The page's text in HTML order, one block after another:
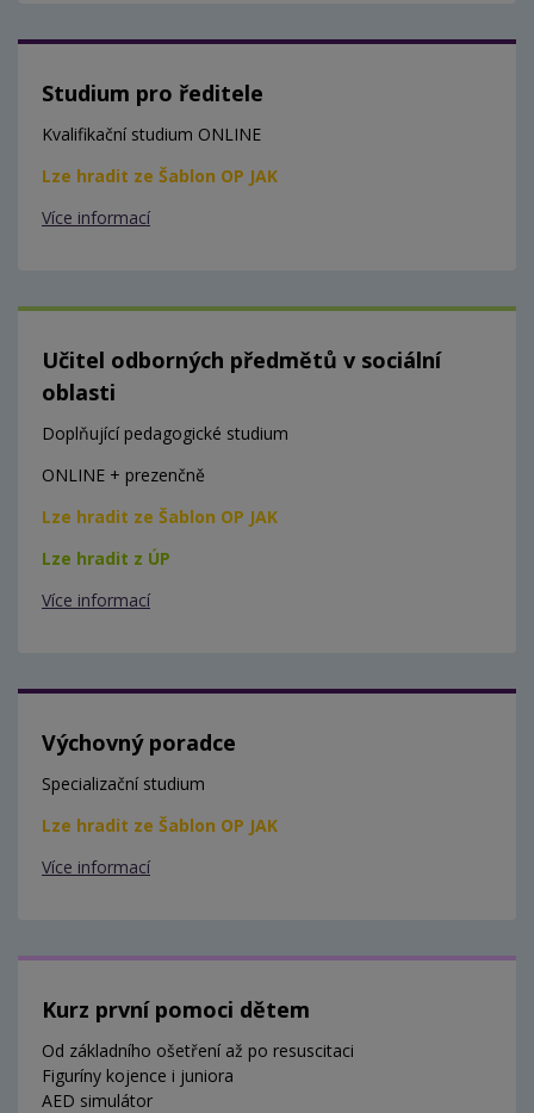
Studium pro ředitele
Kvalifikační studium ONLINE
Lze hradit ze Šablon OP JAK
Více informací
Učitel odborných předmětů v sociální
oblasti
Doplňující pedagogické studium
ONLINE + prezenčně
Lze hradit ze Šablon OP JAK
Lze hradit z ÚP
Více informací
Výchovný poradce
Specializační studium
Lze hradit ze Šablon OP JAK
Více informací
Kurz první pomoci dětem
Od základního ošetření až po resuscitaci
Figuríny kojence i juniora
AED simulátor